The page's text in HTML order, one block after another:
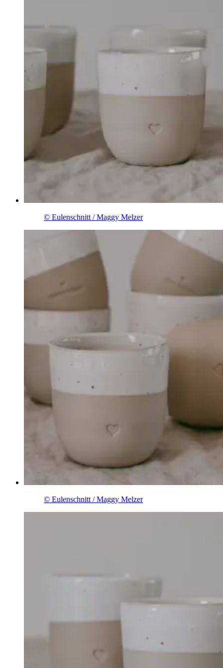
© Eulenschnitt / Maggy Melzer
© Eulenschnitt / Maggy Melzer